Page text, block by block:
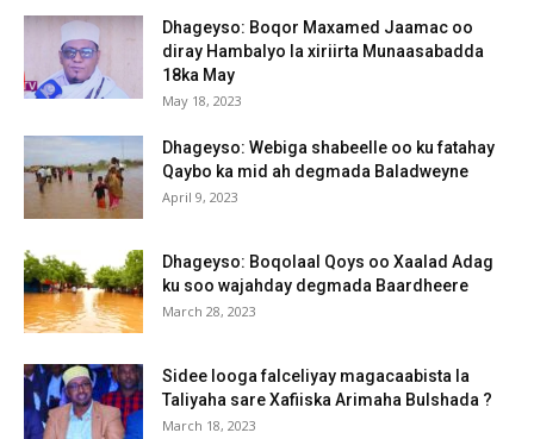
Dhageyso: Boqor Maxamed Jaamac oo
diray Hambalyo la xiriirta Munaasabadda
18ka May
May 18, 2023
Dhageyso: Webiga shabeelle oo ku fatahay
Qaybo ka mid ah degmada Baladweyne
April 9, 2023
Dhageyso: Boqolaal Qoys oo Xaalad Adag
ku soo wajahday degmada Baardheere
March 28, 2023
Sidee looga falceliyay magacaabista la
Taliyaha sare Xafiiska Arimaha Bulshada ?
March 18, 2023